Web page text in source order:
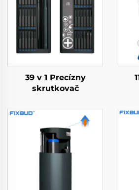
39 v 1 Precízny
skrutkovač